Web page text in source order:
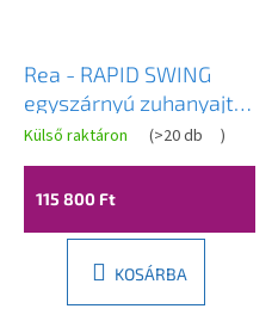
Rea - RAPID SWING
egyszárnyú zuhanyajtó,
fekete, 90 x 195 cm,
REA-K6409
Külső raktáron (>20 db )
115 800 Ft
KOSÁRBA